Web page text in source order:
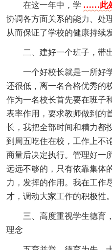
在这一年中，学 ……此
协调各方面关系的能力、处
从而保证了学校的健康持续
二、建好一个班子，带
一个好校长就是一所好
还很低，离一名合格优秀的
作为一名校长首先要在班子
表率作用，要求教师做到的
长，我把全部时间和精力都
到周五吃住在校，工作上不
商量后决定执行。管理好一
远远不够的，只有依靠集体
力，发挥的作用。我在工作
才，调动大家工作的积极性。
三、高度重视学生德育
理念